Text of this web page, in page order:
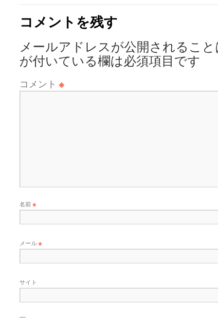
コメントを残す
メールアドレスが公開されるこ
が付いている欄は必須項目です
コメント ※
名前※
メール※
サイト